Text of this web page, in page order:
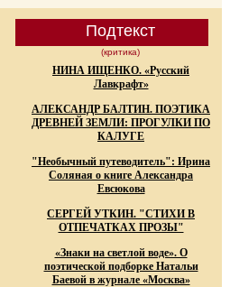
Подтекст
(критика)
НИНА ИЩЕНКО. «Русский
Лавкрафт»
АЛЕКСАНДР БАЛТИН. ПОЭТИКА
ДРЕВНЕЙ ЗЕМЛИ: ПРОГУЛКИ ПО
КАЛУГЕ
"Необычный путеводитель": Ирина
Соляная о книге Александра
Евсюкова
СЕРГЕЙ УТКИН. "СТИХИ В
ОТПЕЧАТКАХ ПРОЗЫ"
«Знаки на светлой воде». О
поэтической подборке Натальи
Баевой в журнале «Москва»